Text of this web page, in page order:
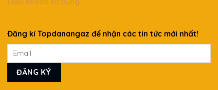
Đăng kí Topdanangaz để nhận các tin tức mới nhất!